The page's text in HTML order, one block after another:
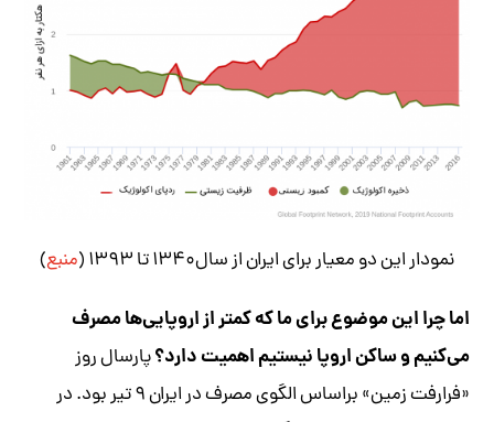
نمودار این دو معیار برای ایران از سال۱۳۴۰ تا ۱۳۹۳ ( منبع)
اما چرا این موضوع برای ما که کمتر از اروپایی‌ها مصرف
می‌کنیم و ساکن اروپا نیستیم اهمیت دارد؟پارسال روز
«فرا‌رفت زمین» بر‌اساس الگوی مصرف در ایران ۹ تیر بود. در